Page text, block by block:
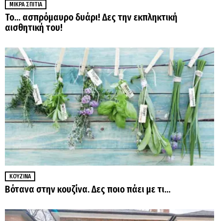
ΜΙΚΡΆ ΣΠΊΤΙΑ
Το… ασπρόμαυρο δυάρι! Δες την εκπληκτική
αισθητική του!
ΚΟΥΖΊΝΑ
Βότανα στην κουζίνα. Δες ποιο πάει με τι…